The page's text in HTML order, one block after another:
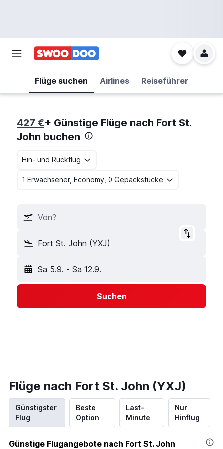
Flüge suchen Airlines Reiseführer
427 €+ Günstige Flüge nach Fort St.
John buchen
Hin- und Rückflug
1 Erwachsener, Economy, 0 Gepäckstücke
Von?
Fort St. John (YXJ)
Sa 5.9. - Sa 12.9.
Suchen
Flüge nach Fort St. John (YXJ)
Günstigster
Flug
Beste
Option
Last-
Minute
Nur
Hinflug
Günstige Flugangebote nach Fort St. John